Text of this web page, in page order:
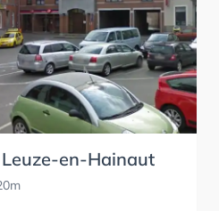
en-Hainaut